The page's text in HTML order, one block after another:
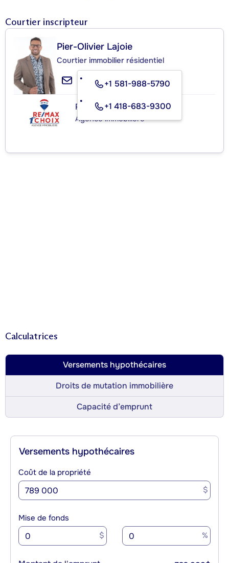
Courtier inscripteur
Pier-Olivier Lajoie
Courtier immobilier résidentiel
+1 581-988-5790
+1 418-683-9300
RE/MAX 1ER CHOIX INC.
Agence immobilière
Calculatrices
Versements hypothécaires
Droits de mutation immobilière
Capacité d’emprunt
Versements hypothécaires
Coût de la propriété
$
Mise de fonds
$ %